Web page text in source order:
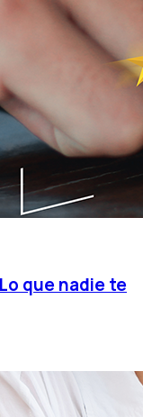
que nadie te